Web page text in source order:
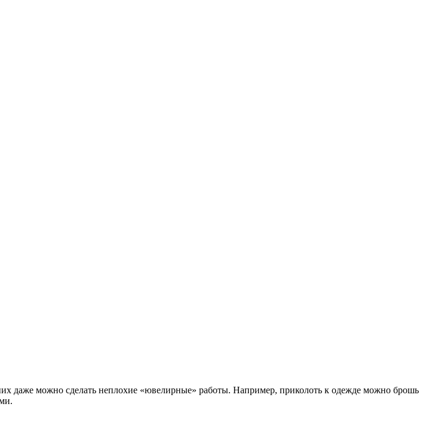
даже можно сделать неплохие «ювелирные» работы. Например, приколоть к одежде можно брошь